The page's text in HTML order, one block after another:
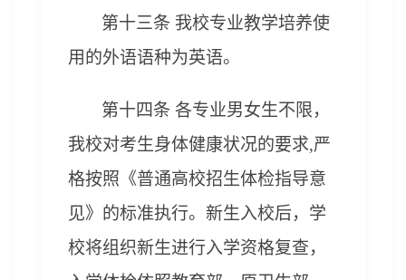
第十三条 我校专业教学培养使
用的外语语种为英语。
第十四条 各专业男女生不限，
我校对考生身体健康状况的要求,严
格按照《普通高校招生体检指导意
见》的标准执行。新生入校后，学
校将组织新生进行入学资格复查，